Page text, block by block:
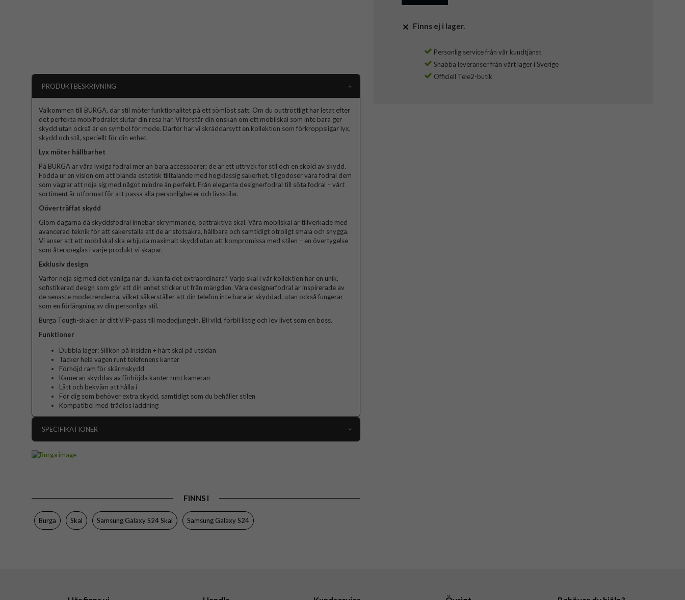
Finns ej i lager.
Personlig service från vår kundtjänst
Snabba leveranser från vårt lager i Sverige
Officiell Tele2-butik
PRODUKTBESKRIVNING
Välkommen till BURGA, där stil möter funktionalitet på ett sömlöst sätt. Om du outtröttligt har letat efter
det perfekta mobilfodralet slutar din resa här. Vi förstår din önskan om ett mobilskal som inte bara ger
skydd utan också är en symbol för mode. Därför har vi skräddarsytt en kollektion som förkroppsligar lyx,
skydd och stil, speciellt för din enhet.
Lyx möter hållbarhet
På BURGA är våra lyxiga fodral mer än bara accessoarer; de är ett uttryck för stil och en sköld av skydd.
Födda ur en vision om att blanda estetisk tilltalande med högklassig säkerhet, tillgodoser våra fodral dem
som vägrar att nöja sig med något mindre än perfekt. Från eleganta designerfodral till söta fodral – vårt
sortiment är utformat för att passa alla personligheter och livsstilar.
Oöverträffat skydd
Glöm dagarna då skyddsfodral innebar skrymmande, oattraktiva skal. Våra mobilskal är tillverkade med
avancerad teknik för att säkerställa att de är stötsäkra, hållbara och samtidigt otroligt smala och snygga.
Vi anser att ett mobilskal ska erbjuda maximalt skydd utan att kompromissa med stilen – en övertygelse
som återspeglas i varje produkt vi skapar.
Exklusiv design
Varför nöja sig med det vanliga när du kan få det extraordinära? Varje skal i vår kollektion har en unik,
sofistikerad design som gör att din enhet sticker ut från mängden. Våra designerfodral är inspirerade av
de senaste modetrenderna, vilket säkerställer att din telefon inte bara är skyddad, utan också fungerar
som en förlängning av din personliga stil.
Burga Tough-skalen är ditt VIP-pass till modedjungeln. Bli vild, förbli listig och lev livet som en boss.
Funktioner
Dubbla lager: Silikon på insidan + hårt skal på utsidan
Täcker hela vägen runt telefonens kanter
Förhöjd ram för skärmskydd
Kameran skyddas av förhöjda kanter runt kameran
Lätt och bekväm att hålla i
För dig som behöver extra skydd, samtidigt som du behåller stilen
Kompatibel med trådlös laddning
SPECIFIKATIONER
Färg
Flerfärgad
Material
Varumärke
FINNS I
Burga Skal Samsung Galaxy S24 Skal Samsung Galaxy S24